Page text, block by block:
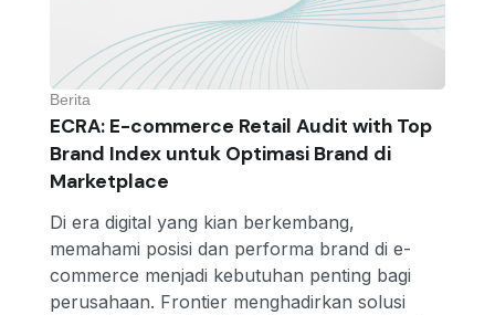
Berita
ECRA: E-commerce Retail Audit with Top
Brand Index untuk Optimasi Brand di
Marketplace
Di era digital yang kian berkembang,
memahami posisi dan performa brand di e-
commerce menjadi kebutuhan penting bagi
perusahaan. Frontier menghadirkan solusi